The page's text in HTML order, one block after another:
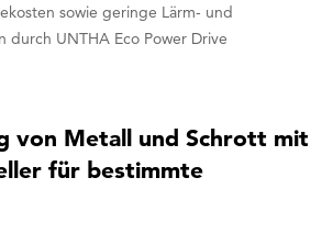
sowie geringe Lärm- und
durch UNTHA Eco Power Drive
von Metall und Schrott mit
für bestimmte